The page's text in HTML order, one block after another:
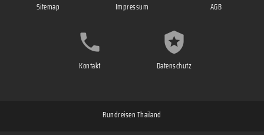
Sitemap Impressum AGB
Kontakt Datenschutz
Rundreisen Thailand